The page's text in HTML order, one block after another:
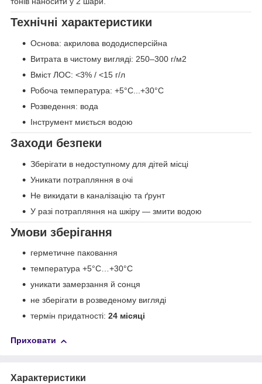
Технічні характеристики
Основа: акрилова вододисперсійна
Витрата в чистому вигляді: 250–300 г/м2
Вміст ЛОС: <3% / <15 г/л
Робоча температура: +5°C...+30°C
Розведення: вода
Інструмент миється водою
Заходи безпеки
Зберігати в недоступному для дітей місці
Уникати потрапляння в очі
Не викидати в каналізацію та ґрунт
У разі потрапляння на шкіру — змити водою
Умови зберігання
герметичне паковання
температура +5°C…+30°C
уникати замерзання й сонця
не зберігати в розведеному вигляді
термін придатності: 24 місяці
Приховати
Характеристики